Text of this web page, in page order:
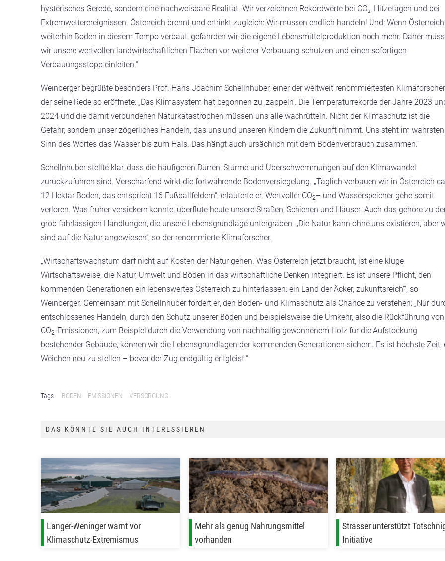
hysterisches Gerede, sondern eine nachweisbare Realität. Wir verzeichnen Rekordwerte bei CO₂, Hitzetagen und bei
Extremwetterereignissen. Österreich brennt und ertrinkt zugleich: Wir müssen endlich handeln! Und: Wenn Österreich
weiterhin Boden in diesem Tempo verbaut, gefährden wir die eigene Lebensmittelproduktion noch mehr. Daher
wir unsere wertvollen landwirtschaftlichen Flächen vor weiterer Verbauung schützen und einen sofortigen
Verbauungsstopp einleiten.“
Weinberger begrüßte besonders Prof. Hans Joachim Schellnhuber, einer der weltweit renommiertesten
der seine Rede so eröffnete: „Das Klimasystem hat begonnen zu ‚zappeln‘. Die Temperaturrekorde der Jahre 2023
2024 und die damit verbundenen Naturkatastrophen müssen uns alle wachrütteln. Nicht der Klimaschutz ist die
Gefahr, sondern unser zögerliches Handeln, das uns und unseren Kindern die Zukunft nimmt. Uns steht im wahrsten
Sinn des Wortes das Wasser bis zum Hals. Das hängt auch ursächlich mit dem Bodenverbrauch zusammen.“
Schellnhuber stellte klar, dass die häufigeren Dürren, Stürme und Überschwemmungen auf den Klimawandel
zurückzuführen sind. Verschärfend wirkt die fortwährende Bodenversiegelung. „Täglich verbauen wir in Österreich
12 Hektar Boden, das entspricht 16 Fußballfeldern“, erläuterte er. Wertvoller CO2– und Wasserspeicher gehe somit
verloren. Was früher versickern konnte, überflute heute unsere Straßen, Schienen und Häuser. Auch das gehöre zu
grob fahrlässigen Handlungen, die unsere Lebensgrundlage untergraben. „Die Natur kann ohne uns existieren, aber
sind auf die Natur angewiesen“, so der renommierte Klimaforscher.
„Wirtschaftswachstum darf nicht auf Kosten der Natur gehen. Was Österreich jetzt braucht, ist eine kluge
Wirtschaftsweise, die Natur, Umwelt und Böden in das wirtschaftliche Denken integriert. Es ist unsere Pflicht, den
kommenden Generationen ein lebenswertes Österreich zu hinterlassen: ein Land der Äcker, zukunftsreich‘“, so
Weinberger. Gemeinsam mit Schellnhuber fordert er, den Boden- und Klimaschutz als Chance zu verstehen: „Nur
entschlossenes Handeln, durch den Schutz unserer Böden und beispielsweise die Umkehr, also die Rückführung von
CO2-Emissionen, zum Beispiel durch die Verwendung von nachhaltig gewonnenem Holz für die Aufstockung
bestehender Gebäude, können wir die Lebensgrundlagen der kommenden Generationen sichern. Es ist höchste Zeit,
Weichen neu zu stellen – bevor der Zug endgültig entgleist.“
Tags: BODEN EMISSIONEN VERSORGUNG
DAS KÖNNTE SIE AUCH INTERESSIEREN
Langer-Weninger warnt vor
Klimaschutz-Extremismus
Mehr als genug Nahrungsmittel
vorhanden
Strasser unterstützt
Initiative